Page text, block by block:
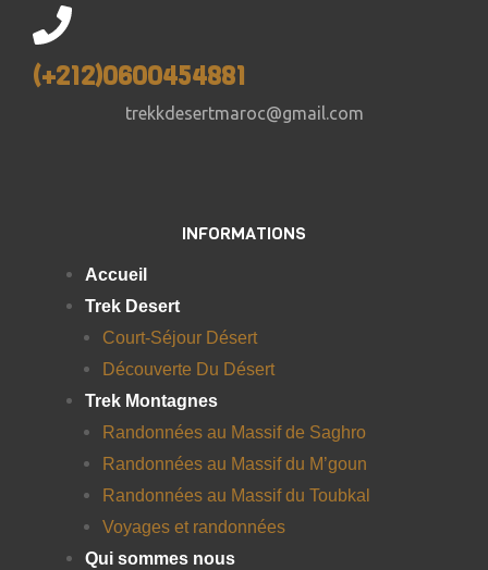
(+212)0600454881
trekkdesertmaroc@gmail.com
INFORMATIONS
Accueil
Trek Desert
Court-Séjour Désert
Découverte Du Désert
Trek Montagnes
Randonnées au Massif de Saghro
Randonnées au Massif du M’goun
Randonnées au Massif du Toubkal
Voyages et randonnées
Qui sommes nous